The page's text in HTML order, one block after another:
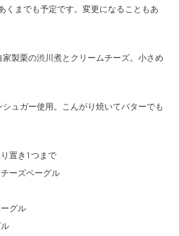
くまでも予定です。変更になることもあ
製栗の渋川煮とクリームチーズ。小さめ
ュガー使用。こんがり焼いてバターでも
置き1つまで
ーズベーグル
グル